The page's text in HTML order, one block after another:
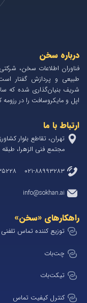
ارتباط با ما
مجتمع فنی الزهرا، طبقه ۴ واحد ۴۱۲
۰۲۱-۸۸۹۹۳۲۸۳ ۰۹۱۲۴۰۳۵۲۲۸
info@sokhan.ai
درباره سخن
فناوران اطلاعات سخن،
طبیعی و پردازش گفتار
شریف بنیان‌گذاری شده که
اپل و مایکروسافت را در رزومه
راهکارهای «سخن»
توزیع کننده تماس تلفنی
چت‌بات
تیکت‌بات
کنترل کیفیت تماس